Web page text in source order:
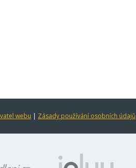
webu | Zásady používání osobních údajů